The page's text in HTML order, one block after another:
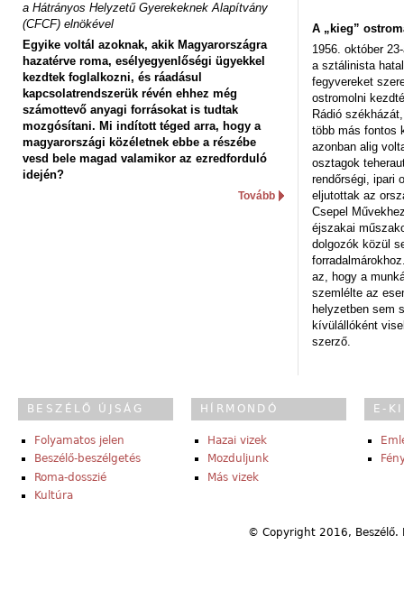
a Hátrányos Helyzetű Gyerekeknek Alapítvány
(CFCF) elnökével
Egyike voltál azoknak, akik Magyarországra
hazatérve roma, esélyegyenlőségi ügyekkel
kezdtek foglalkozni, és ráadásul
kapcsolatrendszerük révén ehhez még
számottevő anyagi forrásokat is tudtak
mozgósítani. Mi indított téged arra, hogy a
magyarországi közéletnek ebbe a részébe
vesd bele magad valamikor az ezredforduló
idején?
Tovább
A „kieg”
1956. október
a sztálinista
fegyvereket
ostromolni
Rádió
több más fontos
azonban alig
osztagok
rendőrségi, ipari
eljutottak az
Csepel
éjszakai
dolgozók közül
az, hogy a
szemlélte az
helyzetben sem
kívülállóként
szerző.
BESZÉLŐ ÚJSÁG
Folyamatos jelen
Beszélő-beszélgetés
Roma-dosszié
Kultúra
HÍRMONDÓ
Hazai vizek
Mozduljunk
Más vizek
E-
© Copyright 2016,